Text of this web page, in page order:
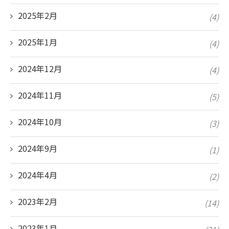
2025年2月 (4)
2025年1月 (4)
2024年12月 (4)
2024年11月 (5)
2024年10月 (3)
2024年9月 (1)
2024年4月 (2)
2023年2月 (14)